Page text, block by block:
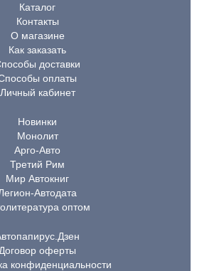
Каталог
Контакты
О магазине
Как заказать
доставки
оплаты
Личный кабинет
Новинки
Монолит
Арго-Авто
Третий Рим
Мир Автокниг
Автодата
оптом
Договор оферты
конфиденциальности